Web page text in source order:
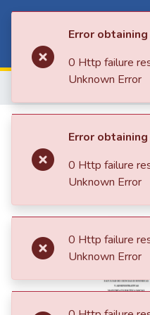
Home A.
Error
0 Http failure
Unknown Error
Error
0 Http failure
Unknown Error
0 Http failure
Unknown Error